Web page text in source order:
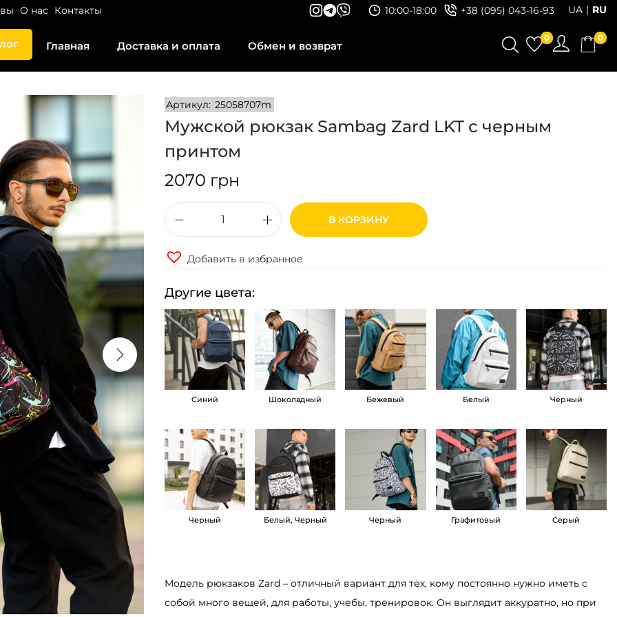
О нас Контакты 10:00-18:00 +38 (095) 043-16-93 UA RU
Главная Доставка и оплата Обмен и возврат
0 0
Артикул: 25058707m
Мужской рюкзак Sambag Zard LKT с черным
принтом
2070 грн
е
с
т
в
о
в
а
р
В КОРЗИНУ
Добавить в избранное
Другие цвета:
Синий Шоколадный Бежевый Белый Черный
Черный Белый, Черный Черный Графитовый Серый
Модель рюкзаков Zard – отличный вариант для тех, кому постоянно нужно иметь с
собой много вещей, для работы, учебы, тренировок. Он выглядит аккуратно, но при